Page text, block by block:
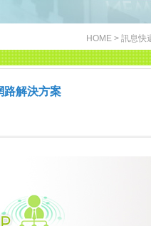
HOME > 訊息快
路解決方案